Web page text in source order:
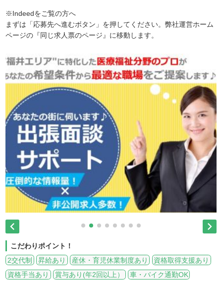
※Indeedをご覧の方へ
まずは「応募先へ進むボタン」を押してください。弊社運営ホーム
ページの『同じ求人票のページ』に移動します。
 
こだわりポイント！
2交代制
昇給あり 産休・育児休業制度あり
資格取得支援あり
資格手当あり
賞与あり(年2回以上） 車・バイク通勤OK